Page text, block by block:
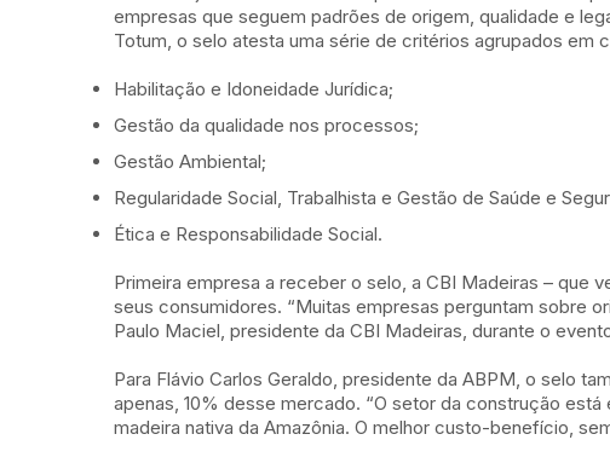
empresas que seguem padrões de origem, qualidade e
Totum, o selo atesta uma série de critérios agrupados em
Habilitação e Idoneidade Jurídica;
Gestão da qualidade nos processos;
Gestão Ambiental;
Regularidade Social, Trabalhista e Gestão de Saúde e
Ética e Responsabilidade Social.
Primeira empresa a receber o selo, a CBI Madeiras – que
seus consumidores. “Muitas empresas perguntam sobre
Paulo Maciel, presidente da CBI Madeiras, durante o
Para Flávio Carlos Geraldo, presidente da ABPM, o selo
apenas, 10% desse mercado. “O setor da construção
madeira nativa da Amazônia. O melhor custo-benefício,